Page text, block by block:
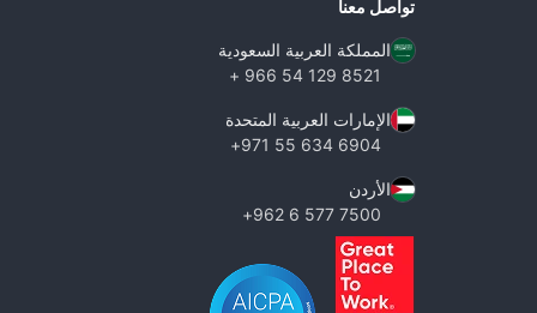
تواصل معنا
المملكة العربية السعودية
8521 129 54 966 +
الإمارات العربية المتحدة
6904 634 55 971+
الأردن
7500 577 6 962+